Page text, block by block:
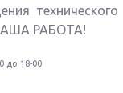
РАБОТА!
до 18-00